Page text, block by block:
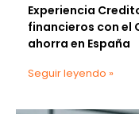
Experiencia
financieros con el
ahorra en España
Seguir leyendo »